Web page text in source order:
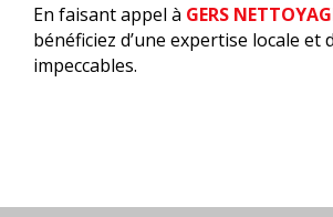
En faisant appel à GERS
bénéficiez d’une expertise locale et
impeccables.